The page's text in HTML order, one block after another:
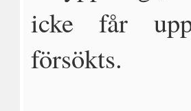
icke får
försökts.